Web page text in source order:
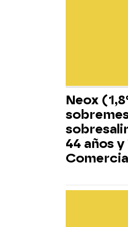
Neox
44 años
Comercial